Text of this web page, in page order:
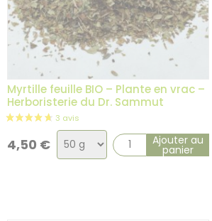
Myrtille feuille BIO – Plante en vrac –
Herboristerie du Dr. Sammut
4,50 €
Choix
de
Ajouter au
panier